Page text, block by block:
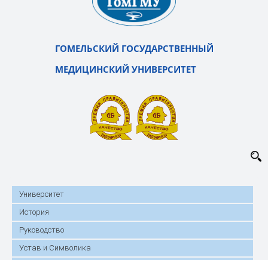
ГОМЕЛЬСКИЙ ГОСУДАРСТВЕННЫЙ
МЕДИЦИНСКИЙ УНИВЕРСИТЕТ
Университет
История
Руководство
Устав и Символика